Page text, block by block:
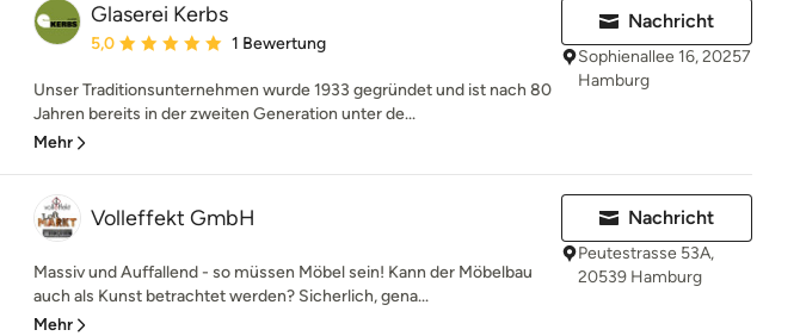
Glaserei Kerbs
Durchschnittliche Bewertung: 5 von 5 Sternen
5,0 1 Bewertung
Unser Traditionsunternehmen wurde 1933 gegründet und ist nach 80
Jahren bereits in der zweiten Generation unter de...
Mehr
Nachricht
Sophienallee 16, 20257
Hamburg
Volleffekt GmbH
Massiv und Auffallend - so müssen Möbel sein! Kann der Möbelbau
auch als Kunst betrachtet werden? Sicherlich, gena...
Mehr
Nachricht
Peutestrasse 53A,
20539 Hamburg